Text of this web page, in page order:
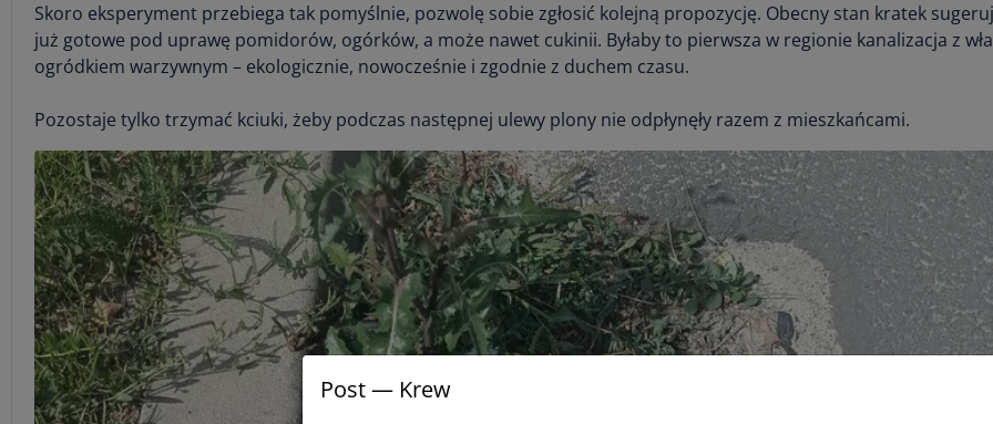
Skoro eksperyment przebiega tak pomyślnie, pozwolę sobie zgłosić kolejną propozycję. Obecny stan kratek
już gotowe pod uprawę pomidorów, ogórków, a może nawet cukinii. Byłaby to pierwsza w regionie kanalizacja z
ogródkiem warzywnym – ekologicznie, nowocześnie i zgodnie z duchem czasu.
Pozostaje tylko trzymać kciuki, żeby podczas następnej ulewy plony nie odpłynęły razem z mieszkańcami.
Post — Krew